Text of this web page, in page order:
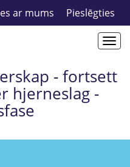
ar mums Pieslēgties
- fortsett
hjerneslag -